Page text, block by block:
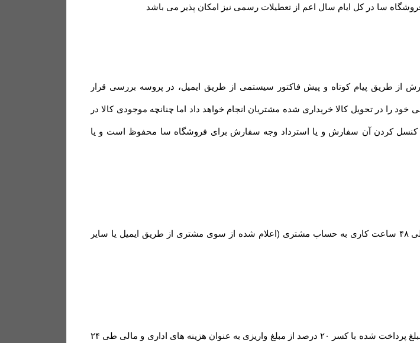
سا در کل ایام سال اعم از تعطیلات رسمی نیز امکان پذیر می باشد
طریق پیام کوتاه و پیش فاکتور سیستمی از طریق ایمیل، در پروسه بررسی قرار
را در تحویل کالا خریداری شده مشتریان انجام خواهد داد اما چنانچه موجودی کالا در
کردن آن سفارش و یا استرداد وجه سفارش برای فروشگاه سا محفوظ است و یا
در صورت بروز مشکل مانند اتمام موجودی کالا ، مبلغ پرداخت شده طی ۲۴ الی ۴۸ ساعت کاری به حساب مشتری (اعلام شده از سوی مشتری از طریق ایمیل یا سایر
یا انصراف مشتری از خرید ،زمانی که محصول بسته بندی و ارسال شده باشد مبلغ پرداخت شده با کسر ۲۰ درصد از مبلغ واریزی به عنوان هزینه های اداری و مالی طی ۲۴